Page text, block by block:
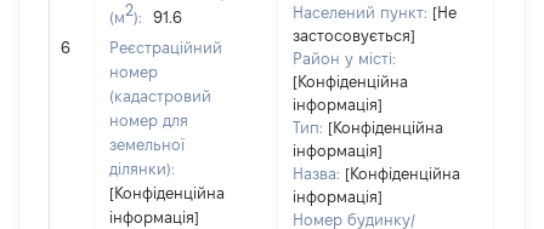
6
(м2):
91.6
Реєстраційний
номер
(кадастровий
номер для
земельної
ділянки):
[Конфіденційна
інформація]
Населений пункт: [Не
застосовується]
Район у місті:
[Конфіденційна
інформація]
Тип: [Конфіденційна
інформація]
Назва: [Конфіденційна
інформація]
Номер будинку/